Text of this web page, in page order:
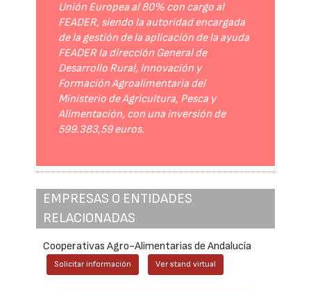
Unión Europea al 80% con cargo al
FEADER, siendo la autoridad encargada
de la gestión de la aplicación de la ayuda
FEADER la dirección General de
Desarrollo Rural, Innovación y
Formación Agroalimentaria del
Ministerio de Agricultura, Pesca y
Alimentación, con una inversión de
599.383,59 euros.
EMPRESAS O ENTIDADES
RELACIONADAS
Cooperativas Agro-Alimentarias de Andalucía
Solicitar información Ver stand virtual